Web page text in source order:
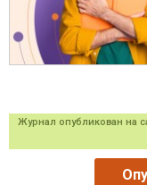
Журнал опубликован на